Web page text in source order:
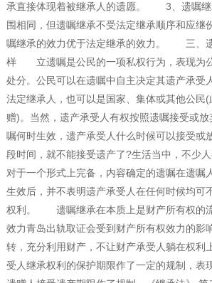
承直接体现着被继承人的遗愿。 3、遗嘱继
围相同，但遗嘱继承不受法定继承顺序和应
嘱继承的效力优于法定继承的效力。 三、
样 立遗嘱是公民的一项私权行为，表现为
处分。公民可以在遗嘱中自主决定其遗产承受
法定继承人，也可以是国家、集体或其他公民
赠)。当然，遗产承受人有权按照遗嘱接受
嘱何时生效，遗产承受人什么时候可以接受或
段时间，就不能接受遗产了?生活当中，不
对于一个形式上完备，内容确定的遗嘱在遗嘱
生效后，并不表明遗产承受人在任何时候均可
权利。 遗嘱继承在本质上是财产所有权的
效力青岛出轨取证会受到财产所有权效力的影
转，充分利用财产，不让财产承受人躺在权利
受人继承权利的保护期限作了一定的规制，